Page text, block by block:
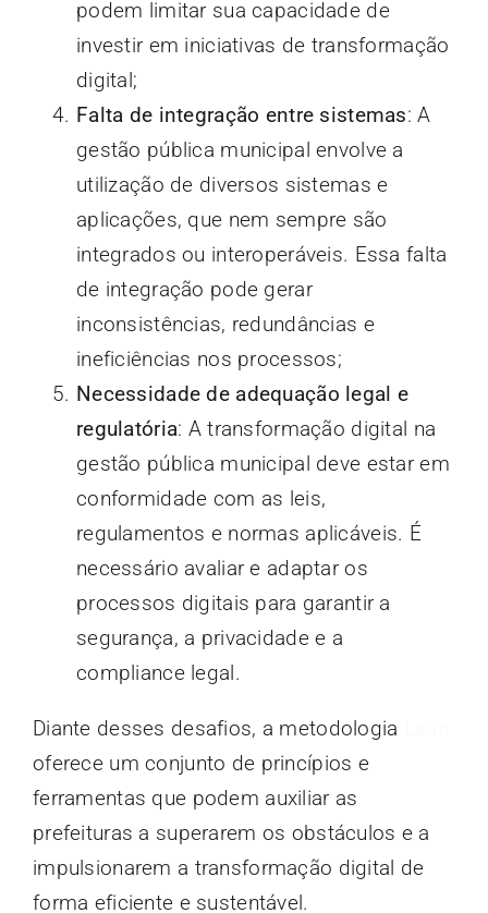
podem limitar sua capacidade de
investir em iniciativas de transformação
digital;
Falta de integração entre sistemas: A
gestão pública municipal envolve a
utilização de diversos sistemas e
aplicações, que nem sempre são
integrados ou interoperáveis. Essa falta
de integração pode gerar
inconsistências, redundâncias e
ineficiências nos processos;
Necessidade de adequação legal e
regulatória: A transformação digital na
gestão pública municipal deve estar em
conformidade com as leis,
regulamentos e normas aplicáveis. É
necessário avaliar e adaptar os
processos digitais para garantir a
segurança, a privacidade e a
compliance legal.
Diante desses desafios, a metodologia
oferece um conjunto de princípios e
ferramentas que podem auxiliar as
prefeituras a superarem os obstáculos e a
impulsionarem a transformação digital de
forma eficiente e sustentável.